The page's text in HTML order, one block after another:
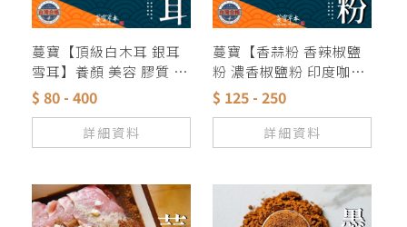
蔓寶【頂級白木耳 銀耳
雪耳】養顏 美容 膠質 黃
大花 夏天甜品
$ 80 - 400
詳細資料
蔓寶【香蒜粉 香辣椒鹽
粉 濃香椒鹽粉 印度咖哩
粉 甘草粉】各式料理香
料粉類湯底 獨家配方
$ 125 - 250
詳細資料